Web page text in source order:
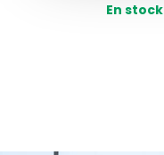
En stock